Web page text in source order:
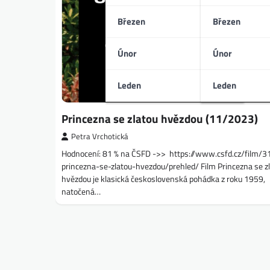
Březen
Únor
Leden
Březen
Únor
Leden
Princezna se zlatou hvězdou (11/2023)
Petra Vrchotická
Hodnocení: 81 % na ČSFD ->> https://www.csfd.cz/film/
princezna-se-zlatou-hvezdou/prehled/ Film Princezna se
hvězdou je klasická československá pohádka z roku 1959,
natočená…